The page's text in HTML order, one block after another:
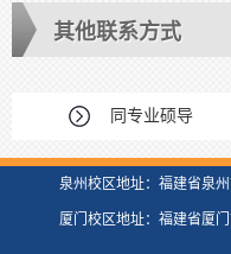
其他联系方式
同专业硕导
泉州校区地址：福建省泉
厦门校区地址：福建省厦